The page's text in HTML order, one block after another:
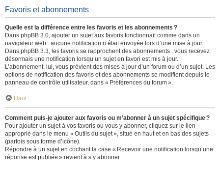
Favoris et abonnements
Quelle est la différence entre les favoris et les abonnements ?
Dans phpBB 3.0, ajouter un sujet aux favoris fonctionnait comme dans un
navigateur web : aucune notification n’était envoyée lors d’une mise à jour.
Dans phpBB 3.3, les favoris se rapprochent des abonnements : vous recevez
désormais une notification lorsqu’un sujet en favori est mis à jour.
L’abonnement, lui, vous prévient des mises à jour d’un forum ou d’un sujet. Les
options de notification des favoris et des abonnements se modifient depuis le
panneau de contrôle utilisateur, dans « Préférences du forum ».
Haut
Comment puis-je ajouter aux favoris ou m’abonner à un sujet spécifique ?
Pour ajouter un sujet à vos favoris ou vous y abonner, cliquez sur le lien
approprié dans le menu « Outils du sujet », situé en haut et en bas des sujets
(parfois sous forme d’icône).
Répondre à un sujet en cochant la case « Recevoir une notification lorsqu’une
réponse est publiée » revient à s’y abonner.